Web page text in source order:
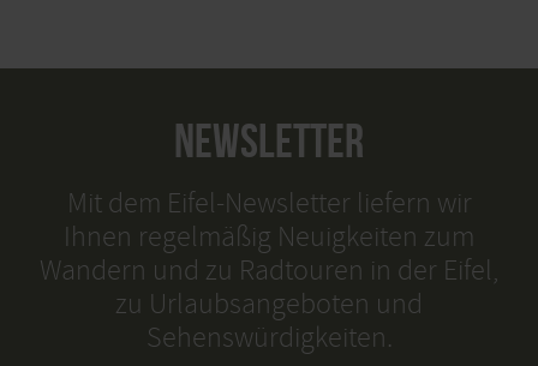
NEWSLETTER
Mit dem Eifel-Newsletter liefern wir
Ihnen regelmäßig Neuigkeiten zum
Wandern und zu Radtouren in der Eifel,
zu Urlaubsangeboten und
Sehenswürdigkeiten.